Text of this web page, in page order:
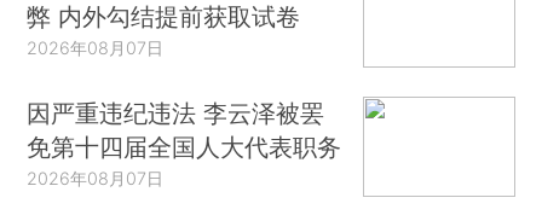
弊 内外勾结提前获取试卷
2026年08月07日
因严重违纪违法 李云泽被罢
免第十四届全国人大代表职务
2026年08月07日